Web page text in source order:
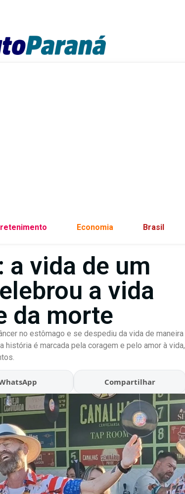
Economia Brasil
vida de um
a vida
da morte
no estômago e se despediu da vida de maneira
história é marcada pela coragem e pelo amor à vida,
Compartilhar